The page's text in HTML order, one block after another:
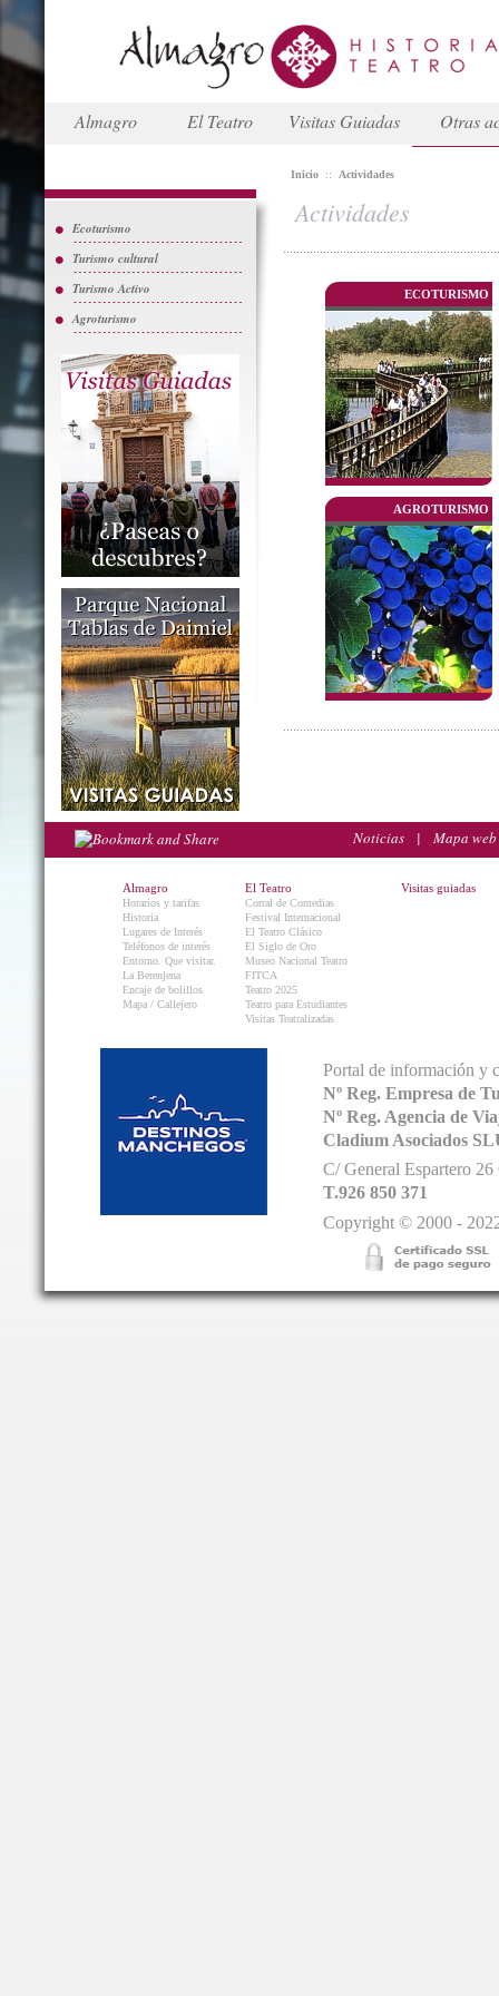
Almagro El Teatro Visitas Guiadas Otras
Ecoturismo
Turismo cultural
Turismo Activo
Agroturismo
Inicio :: Actividades
Actividades
ECOTURISMO
AGROTURISMO
Noticias | Mapa web
Almagro
Horarios y tarifas
Historia
Lugares de Interés
Teléfonos de interés
Entorno. Que visitar.
La Berenjena
Encaje de bolillos
Mapa / Callejero
El Teatro
Corral de Comedias
Festival Internacional
El Teatro Clásico
El Siglo de Oro
Museo Nacional Teatro
FITCA
Teatro 2025
Teatro para Estudiantes
Visitas Teatralizadas
Visitas guiadas
Portal de información y
Nº Reg. Empresa de
Nº Reg. Agencia de
Cladium Asociados
C/ General Espartero
T.926 850 371
Copyright © 2000 -